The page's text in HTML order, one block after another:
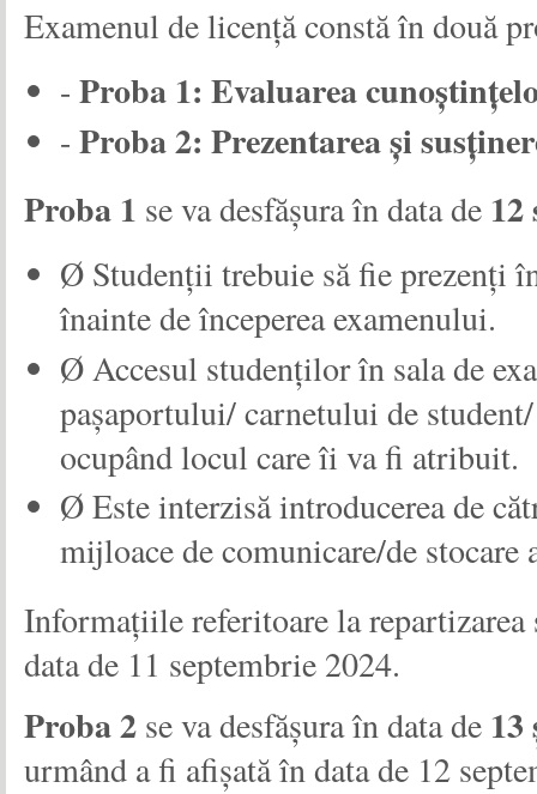
Examenul de licență constă în două
- Proba 1: Evaluarea
- Proba 2: Prezentarea și
Proba 1 se va desfășura în data de 12
Ø Studenții trebuie să fie prezenți
înainte de începerea examenului.
Ø Accesul studenților în sala de
pașaportului/ carnetului de
ocupând locul care îi va fi atribuit.
Ø Este interzisă introducerea de
mijloace de comunicare/de
Informațiile referitoare la
data de 11 septembrie 2024.
Proba 2 se va desfășura în data de 13
urmând a fi afișată în data de 12